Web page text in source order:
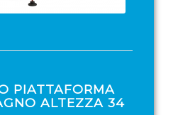
PIATTAFORMA
ALTEZZA 34